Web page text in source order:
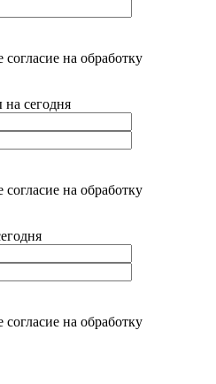
на обработку
на сегодня
на обработку
на обработку